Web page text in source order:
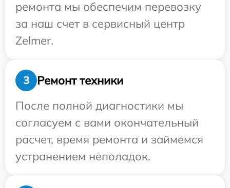
ремонта мы обеспечим перевозку
за наш счет в сервисный центр
Zelmer.
3
Ремонт техники
После полной диагностики мы
согласуем с вами окончательный
расчет, время ремонта и займемся
устранением неполадок.